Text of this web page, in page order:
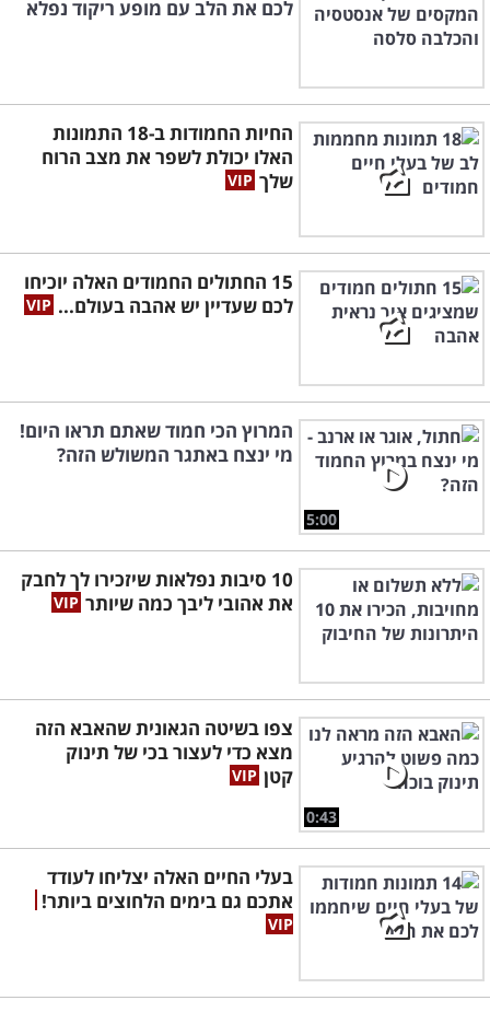
לכם את הלב עם מופע ריקוד נפלא
החיות החמודות ב-18 התמונות
האלו יכולת לשפר את מצב הרוח
שלך
15 החתולים החמודים האלה יוכיחו
לכם שעדיין יש אהבה בעולם...
5:00
המרוץ הכי חמוד שאתם תראו היום!
מי ינצח באתגר המשולש הזה?
10 סיבות נפלאות שיזכירו לך לחבק
את אהובי ליבך כמה שיותר
0:43
צפו בשיטה הגאונית שהאבא הזה
מצא כדי לעצור בכי של תינוק
קטן
בעלי החיים האלה יצליחו לעודד
אתכם גם בימים הלחוצים ביותר!